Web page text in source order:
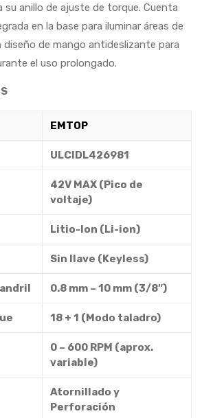
su anillo de ajuste de torque. Cuenta
en la base para iluminar áreas de
de mango antideslizante para
el uso prolongado.
EMTOP
ULCIDL426981
42V MAX (Pico de
voltaje)
Litio-Ion (Li-ion)
Sin llave (Keyless)
0.8 mm – 10 mm (3/8″)
18 + 1 (Modo taladro)
0 – 600 RPM (aprox.
variable)
Atornillado y
Perforación